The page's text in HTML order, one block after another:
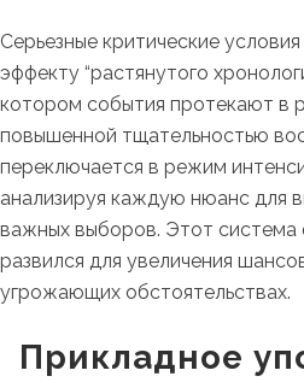
Серьезные критические
эффекту “растянутого
котором события протекают в
повышенной тщательностью
переключается в режим
анализируя каждую нюанс для
важных выборов. Этот система
развился для увеличения
угрожающих обстоятельствах.
Прикладное